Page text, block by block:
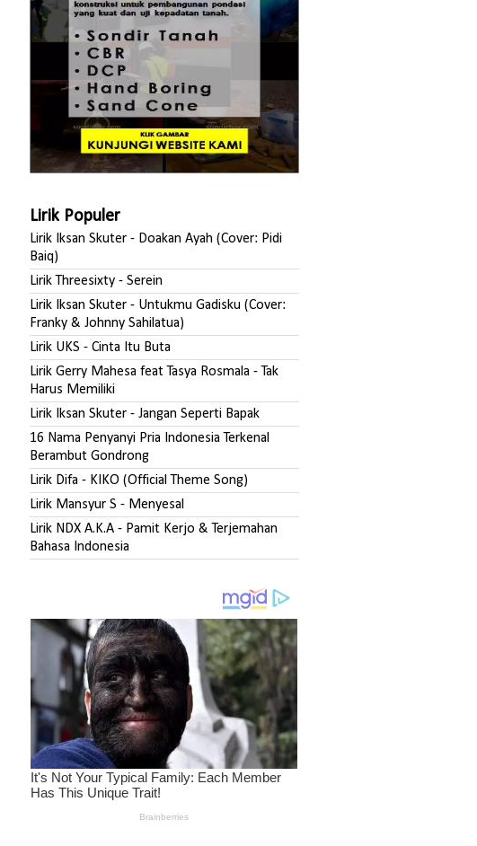
Lirik Populer
Lirik Iksan Skuter - Doakan Ayah (Cover: Pidi
Baiq)
Lirik Threesixty - Serein
Lirik Iksan Skuter - Untukmu Gadisku (Cover:
Franky & Johnny Sahilatua)
Lirik UKS - Cinta Itu Buta
Lirik Gerry Mahesa feat Tasya Rosmala - Tak
Harus Memiliki
Lirik Iksan Skuter - Jangan Seperti Bapak
16 Nama Penyanyi Pria Indonesia Terkenal
Berambut Gondrong
Lirik Difa - KIKO (Official Theme Song)
Lirik Mansyur S - Menyesal
Lirik NDX A.K.A - Pamit Kerjo & Terjemahan
Bahasa Indonesia